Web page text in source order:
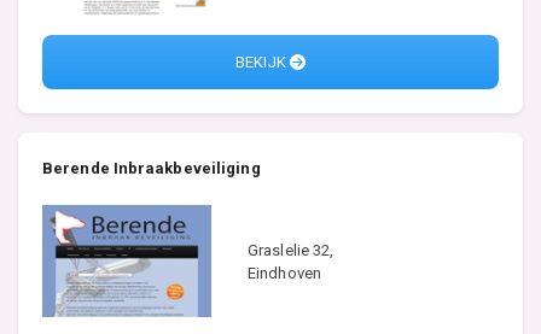
BEKIJK
Berende Inbraakbeveiliging
Graslelie 32,
Eindhoven